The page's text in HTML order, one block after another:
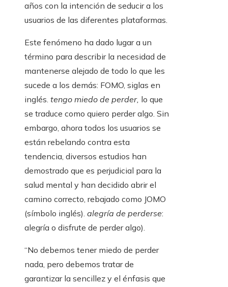
años con la intención de seducir a los
usuarios de las diferentes plataformas.
Este fenómeno ha dado lugar a un
término para describir la necesidad de
mantenerse alejado de todo lo que les
sucede a los demás: FOMO, siglas en
inglés. tengo miedo de perder, lo que
se traduce como quiero perder algo. Sin
embargo, ahora todos los usuarios se
están rebelando contra esta
tendencia, diversos estudios han
demostrado que es perjudicial para la
salud mental y han decidido abrir el
camino correcto, rebajado como JOMO
(símbolo inglés). alegría de perderse:
alegría o disfrute de perder algo).
“No debemos tener miedo de perder
nada, pero debemos tratar de
garantizar la sencillez y el énfasis que